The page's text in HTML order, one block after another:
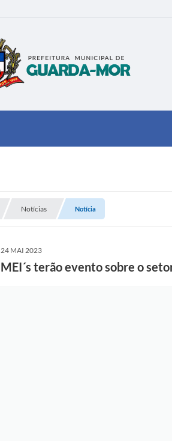
Notícias Notícia
24 MAI 2023
MEI´s terão evento sobre o